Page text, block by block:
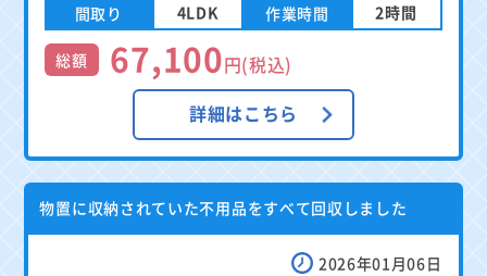
間取り 4LDK 作業時間 2時間
総額 67,100円(税込)
詳細はこちら
物置に収納されていた不用品をすべて回収しました
2026年01月06日